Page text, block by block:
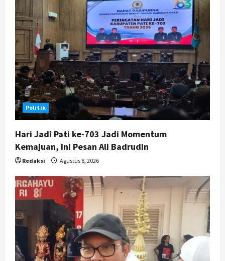
4
Cagar Budaya RSUD Soewondo Jadi
Sorotan, Hasil Kajian Tim Provinsi
Segera Keluar
Agustus 7, 2026
Nasional
BRIN Kembangkan Sepatu Murah
Mulai Rp75 Ribu untuk Sekolah
Rakyat
Agustus 7, 2026
Politik
Hari Jadi Pati ke-703 Jadi Momentum
Kemajuan, Ini Pesan Ali Badrudin
Redaksi Agustus 8, 2026